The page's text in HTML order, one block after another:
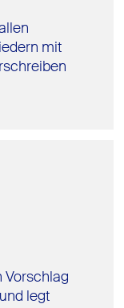
mit
Vorschlag
legt